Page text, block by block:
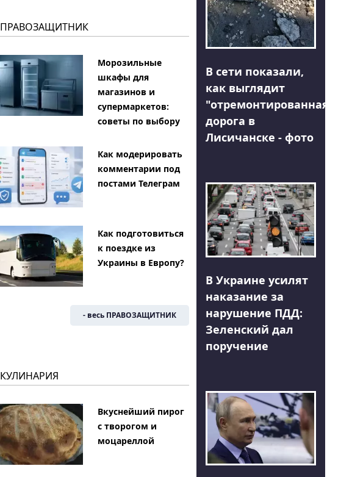
ПРАВОЗАЩИТНИК
Морозильные
шкафы для
магазинов и
супермаркетов:
советы по выбору
Как модерировать
комментарии под
постами Телеграм
Как подготовиться
к поездке из
Украины в Европу?
- весь ПРАВОЗАЩИТНИК
КУЛИНАРИЯ
Вкуснейший пирог
с творогом и
моцареллой
В сети показали,
как выглядит
"отремонтированная"
дорога в
Лисичанске - фото
В Украине усилят
наказание за
нарушение ПДД:
Зеленский дал
поручение